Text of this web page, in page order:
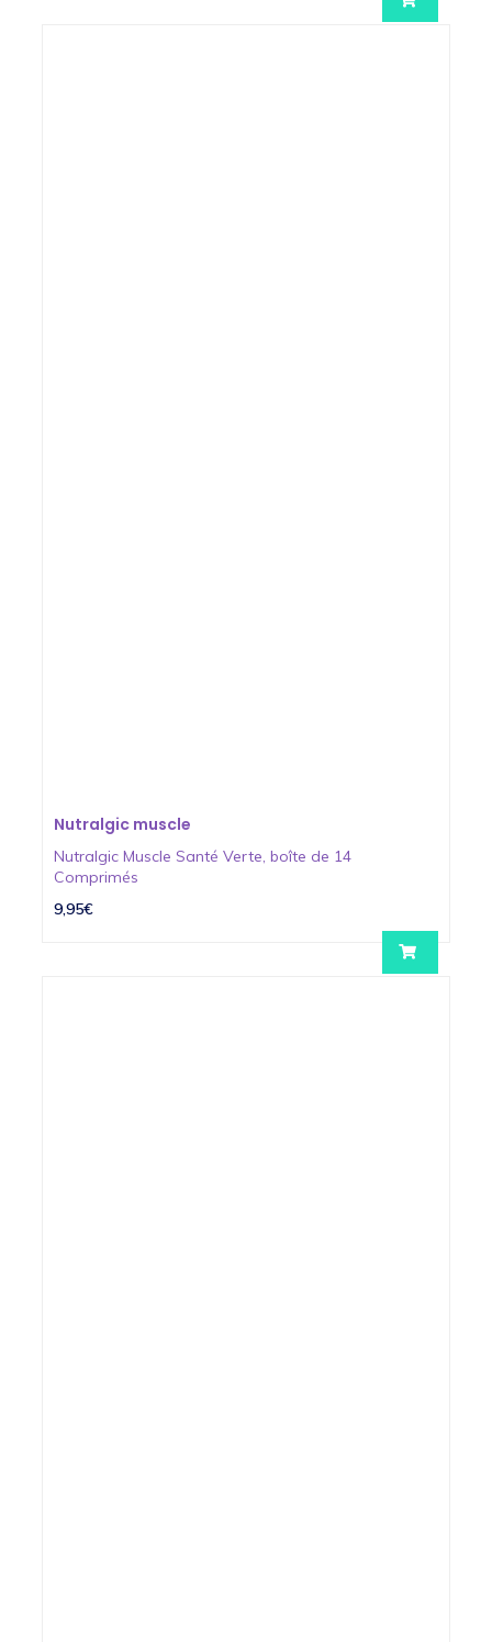
Nutralgic muscle
Nutralgic Muscle Santé Verte, boîte de 14
Comprimés
9,95€